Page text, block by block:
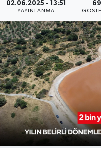
02.06.2025 - 13:51
YAYINLANMA
69
KIRKAĞAÇ
DEMİRCİ
GÖLMARMARA
GÖRDES
KÖPRÜBAŞI
SOMA
SARIGÖL
SARUHANLI
ŞEHZADELER
SELENDİ
SOMA
TURGUTLU
SPOR
YAŞAM
LIFE
BİLİM VE
YAZARLAR
MANİSA'NIN